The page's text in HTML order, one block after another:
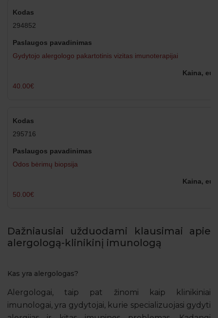
294852
Gydytojo alergologo pakartotinis vizitas imunoterapijai
40.00€
295716
Odos bėrimų biopsija
50.00€
Dažniausiai užduodami klausimai apie
alergologą-klinikinį imunologą
Kas yra alergologas?
Alergologai, taip pat žinomi kaip klinikiniai
imunologai, yra gydytojai, kurie specializuojasi gydyti